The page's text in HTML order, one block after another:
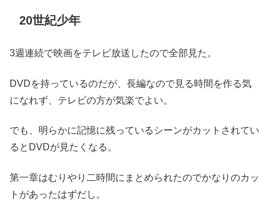
20世紀少年
3週連続で映画をテレビ放送したので全部見た。
DVDを持っているのだが、長編なので見る時間を作る気
になれず、テレビの方が気楽でよい。
でも、明らかに記憶に残っているシーンがカットされてい
るとDVDが見たくなる。
第一章はむりやり二時間にまとめられたのでかなりのカッ
トがあったはずだし。